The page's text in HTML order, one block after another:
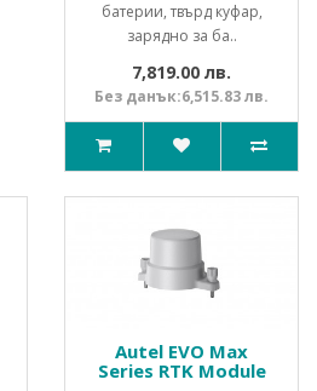
батерии, твърд куфар,
зарядно за ба..
7,819.00 лв.
Без данък:6,515.83 лв.
Autel EVO Max
Series RTK Module